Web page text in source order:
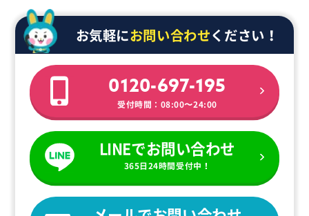
お気軽にお問い合わせください！
0120-697-195
受付時間：08:00〜24:00
LINEでお問い合わせ
365日24時間受付中！